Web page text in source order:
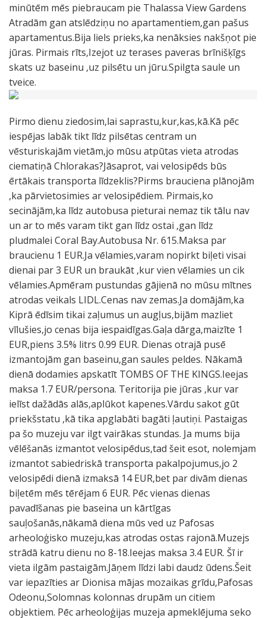
minūtēm mēs piebraucam pie Thalassa View Gardens
Atradām gan atslēdziņu no apartamentiem,gan pašus
apartamentus.Bija liels prieks,ka nenāksies nakšņot pie
jūras. Pirmais rīts,Izejot uz terases paveras brīnišķīgs
skats uz baseinu ,uz pilsētu un jūru.Spilgta saule un
tveice.
Pirmo dienu ziedosim,lai saprastu,kur,kas,kā.Kā pēc
iespējas labāk tikt līdz pilsētas centram un
vēsturiskajām vietām,jo mūsu atpūtas vieta atrodas
ciematiņā Chlorakas?Jāsaprot, vai velosipēds būs
ērtākais transporta līdzeklis?Pirms brauciena plānojām
,ka pārvietosimies ar velosipēdiem. Pirmais,ko
secinājām,ka līdz autobusa pieturai nemaz tik tālu nav
un ar to mēs varam tikt gan līdz ostai ,gan līdz
pludmalei Coral Bay.Autobusa Nr. 615.Maksa par
braucienu 1 EUR.Ja vēlamies,varam nopirkt biļeti visai
dienai par 3 EUR un braukāt ,kur vien vēlamies un cik
vēlamies.Apmēram pustundas gājienā no mūsu mītnes
atrodas veikals LIDL.Cenas nav zemas.Ja domājām,ka
Kiprā ēdīsim tikai zaļumus un augļus,bijām mazliet
vīlušies,jo cenas bija iespaidīgas.Gaļa dārga,maizīte 1
EUR,piens 3.5% litrs 0.99 EUR. Dienas otrajā pusē
izmantojām gan baseinu,gan saules peldes. Nākamā
dienā dodamies apskatīt TOMBS OF THE KINGS.Ieejas
maksa 1.7 EUR/persona. Teritorija pie jūras ,kur var
ielīst dažādās alās,aplūkot kapenes.Vārdu sakot gūt
priekšstatu ,kā tika apglabāti bagāti ļautiņi. Pastaigas
pa šo muzeju var ilgt vairākas stundas. Ja mums bija
vēlēšanās izmantot velosipēdus,tad šeit esot, nolemjam
izmantot sabiedriskā transporta pakalpojumus,jo 2
velosipēdi dienā izmaksā 14 EUR,bet par divām dienas
biļetēm mēs tērējam 6 EUR. Pēc vienas dienas
pavadīšanas pie baseina un kārtīgas
sauļošanās,nākamā diena mūs ved uz Pafosas
arheoloģisko muzeju,kas atrodas ostas rajonā.Muzejs
strādā katru dienu no 8-18.Ieejas maksa 3.4 EUR. Šī ir
vieta ilgām pastaigām.Jāņem līdzi labi daudz ūdens.Šeit
var iepazīties ar Dionisa mājas mozaikas grīdu,Pafosas
Odeonu,Solomnas kolonnas drupām un citiem
objektiem. Pēc arheoloģijas muzeja apmeklējuma seko